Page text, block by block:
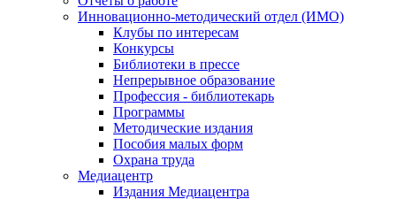
Инновационно-методический отдел (ИМО)
Клубы по интересам
Конкурсы
Библиотеки в прессе
Непрерывное образование
Профессия - библиотекарь
Программы
Методические издания
Пособия малых форм
Охрана труда
Медиацентр
Издания Медиацентра